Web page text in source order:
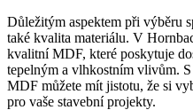
Důležitým aspektem při výběru
také kvalita materiálu. V
kvalitní MDF, které poskytuje
tepelným a vlhkostním vlivům.
MDF můžete mít jistotu, že si
pro vaše stavební projekty.